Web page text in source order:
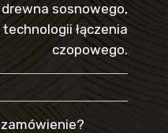
sosnowego,
łączenia
czopowego.
zamówienie?